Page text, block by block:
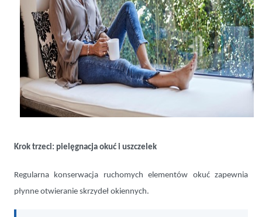
Krok trzeci: pielęgnacja okuć i uszczelek
Regularna konserwacja ruchomych elementów okuć zapewnia
płynne otwieranie skrzydeł okiennych.